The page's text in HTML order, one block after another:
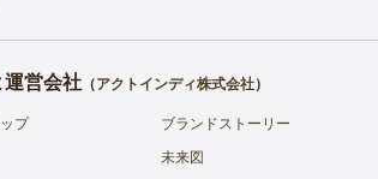
運営会社（アクトインディ株式会社）
プ
ブランドストーリー
未来図